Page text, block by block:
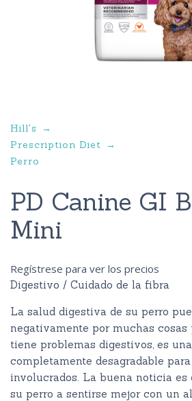
Hill's
Prescription Diet
Perro
PD Canine GI
Mini
Regístrese para ver los precios
Digestivo / Cuidado de la fibra
La salud digestiva de su perro
negativamente por muchas cosas
tiene problemas digestivos, es
completamente desagradable
involucrados. La buena noticia es
su perro a sentirse mejor con un